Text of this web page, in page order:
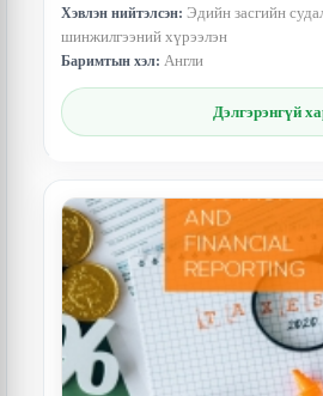
Хэвлэн нийтэлсэн: Эдийн засгийн
шинжилгээний хүрээлэн
Баримтын хэл: Англи
Дэлгэрэнгүй